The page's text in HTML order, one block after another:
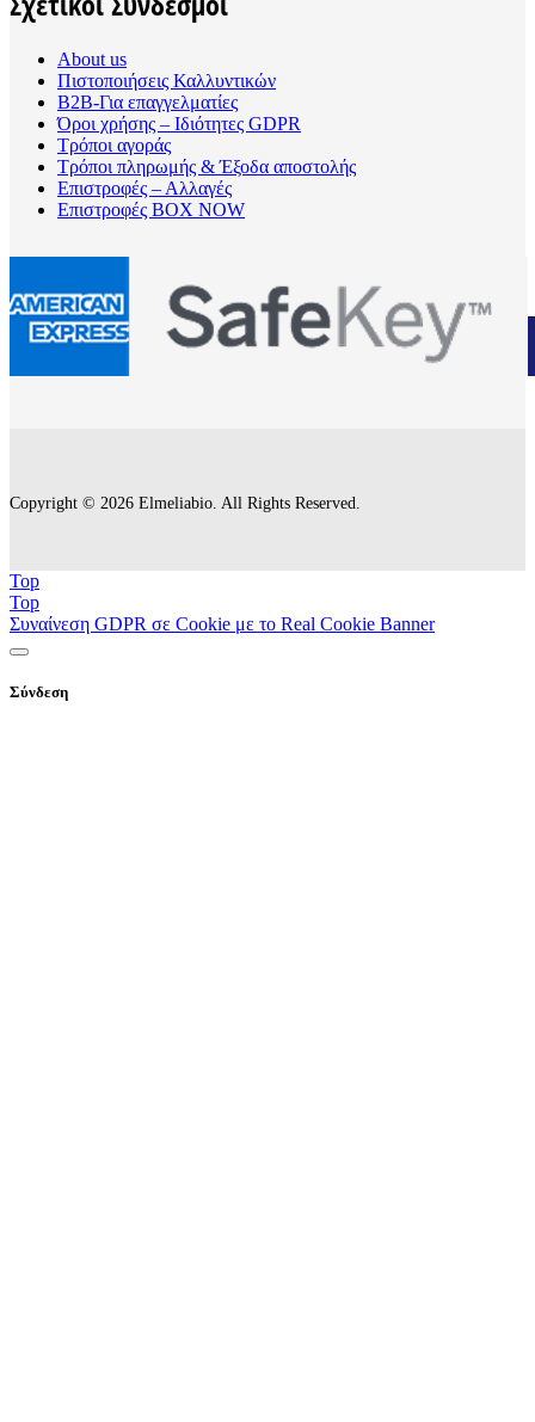
About us
Πιστοποιήσεις Καλλυντικών
B2B-Για επαγγελματίες
Όροι χρήσης – Ιδιότητες GDPR
Τρόποι αγοράς
Τρόποι πληρωμής & Έξοδα αποστολής
Επιστροφές – Αλλαγές
Επιστροφές BOX NOW
Copyright © 2026 Elmeliabio. All Rights Reserved.
Top
Top
Συναίνεση GDPR σε Cookie με το Real Cookie Banner
Σύνδεση